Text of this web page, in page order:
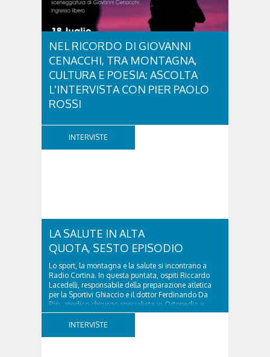
NEL RICORDO DI GIOVANNI
CENACCHI, TRA MONTAGNA,
CULTURA E POESIA: ASCOLTA
L'INTERVISTA CON PIER PAOLO
ROSSI
ha lasciato un segno profondo nel mondo della
montagna e della cultura. Scrittore, alpinista,
INTERVISTE
LA SALUTE IN ALTA
QUOTA, SESTO EPISODIO
Lo sport, la montagna e la salute si incontrano a
Radio Cortina. In questa puntata, ospiti Riccardo
Lacedelli, responsabile della preparazione atletica
per la Sportivi Ghiaccio e il dottor Ferdinando Da
Rin, medico chirurgo specialista in Ortopedia e
Traumatologia di Ospedale Cortina. GVM...
INTERVISTE